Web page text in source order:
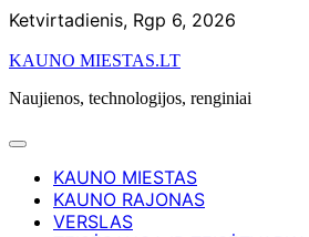
Skip
content
Ketvirtadienis, Rgp 6, 2026
KAUNO MIESTAS.LT
Naujienos, technologijos, renginiai
KAUNO MIESTAS
KAUNO RAJONAS
VERSLAS